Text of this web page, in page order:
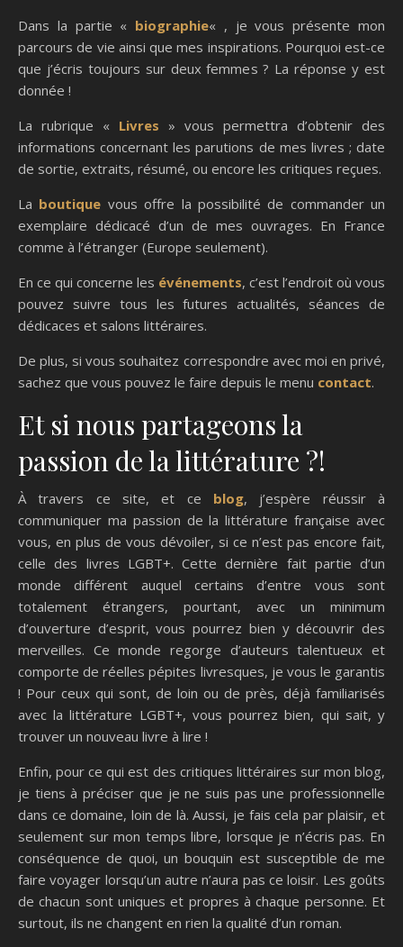
Dans la partie « biographie« , je vous présente mon
parcours de vie ainsi que mes inspirations. Pourquoi est-ce
que j’écris toujours sur deux femmes ? La réponse y est
donnée !
La rubrique « Livres » vous permettra d’obtenir des
informations concernant les parutions de mes livres ; date
de sortie, extraits, résumé, ou encore les critiques reçues.
La boutique vous offre la possibilité de commander un
exemplaire dédicacé d’un de mes ouvrages. En France
comme à l’étranger (Europe seulement).
En ce qui concerne les événements, c’est l’endroit où vous
pouvez suivre tous les futures actualités, séances de
dédicaces et salons littéraires.
De plus, si vous souhaitez correspondre avec moi en privé,
sachez que vous pouvez le faire depuis le menu contact.
Et si nous partageons la
passion de la littérature ?!
À travers ce site, et ce blog, j’espère réussir à
communiquer ma passion de la littérature française avec
vous, en plus de vous dévoiler, si ce n’est pas encore fait,
celle des livres LGBT+. Cette dernière fait partie d’un
monde différent auquel certains d’entre vous sont
totalement étrangers, pourtant, avec un minimum
d’ouverture d’esprit, vous pourrez bien y découvrir des
merveilles. Ce monde regorge d’auteurs talentueux et
comporte de réelles pépites livresques, je vous le garantis
! Pour ceux qui sont, de loin ou de près, déjà familiarisés
avec la littérature LGBT+, vous pourrez bien, qui sait, y
trouver un nouveau livre à lire !
Enfin, pour ce qui est des critiques littéraires sur mon blog,
je tiens à préciser que je ne suis pas une professionnelle
dans ce domaine, loin de là. Aussi, je fais cela par plaisir, et
seulement sur mon temps libre, lorsque je n’écris pas. En
conséquence de quoi, un bouquin est susceptible de me
faire voyager lorsqu’un autre n’aura pas ce loisir. Les goûts
de chacun sont uniques et propres à chaque personne. Et
surtout, ils ne changent en rien la qualité d’un roman.